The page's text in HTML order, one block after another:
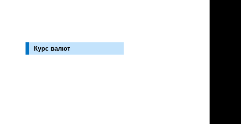
Курс валют